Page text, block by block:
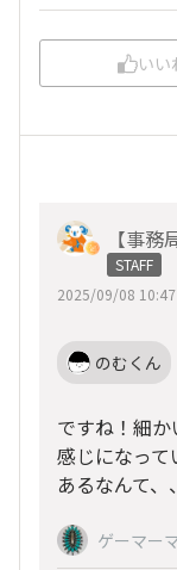
いい
【事
STAFF
2025/09/08 10:47
のむくん
ですね！細か
感じになっ
あるなんて
ゲーマー